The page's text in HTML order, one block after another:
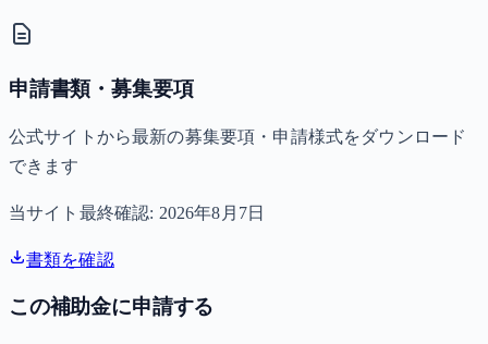
申請書類・募集要項
公式サイトから最新の募集要項・申請様式をダウンロード
できます
当サイト最終確認: 2026年8月7日
書類を確認
この補助金に申請する